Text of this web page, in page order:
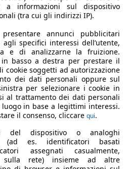
a informazioni sul dispositivo
(tra cui gli indirizzi IP).
annunci pubblicitari
specifici interessi dell’utente,
e di analizzarne la fruizione.
basso a destra per prestare il
cookie soggetti ad autorizzazione
dei dati personali oppure sul
per selezionare i cookie in
al trattamento dei dati personali
in base a legittimi interessi.
il consenso, cliccare qui.
del dispositivo o analoghi
(ad es. identificatori basati
assegnati casualmente,
sulla rete) insieme ad altre